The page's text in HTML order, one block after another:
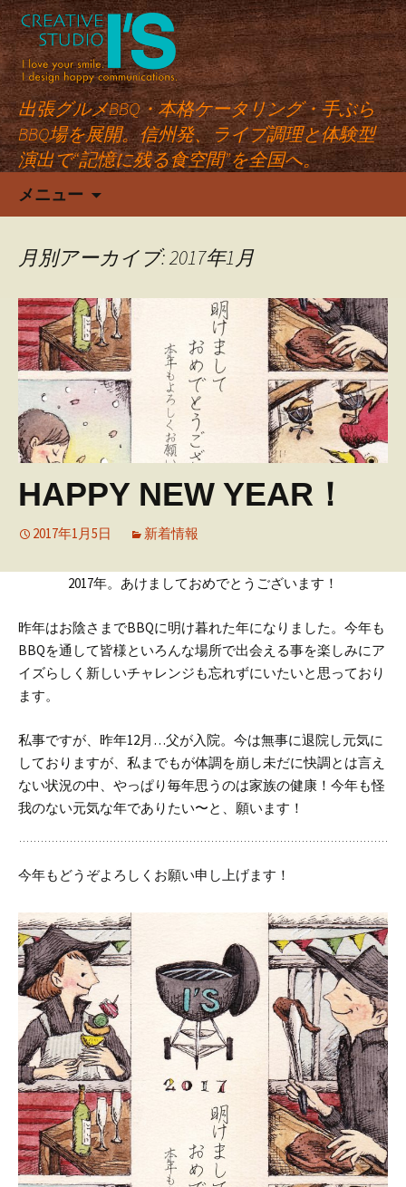
出張グルメBBQ・本格ケータリング・手ぶら
BBQ場を展開。信州発、ライブ調理と体験型
演出で“記憶に残る食空間”を全国へ。
メニュー
ン
へ
ス
キ
ッ
プ
月別アーカイブ: 2017年1月
HAPPY NEW YEAR！
2017年1月5日 新着情報
2017年。あけましておめでとうございます！
昨年はお陰さまでBBQに明け暮れた年になりました。今年も
BBQを通して皆様といろんな場所で出会える事を楽しみにア
イズらしく新しいチャレンジも忘れずにいたいと思っており
ます。
私事ですが、昨年12月…父が入院。今は無事に退院し元気に
しておりますが、私までもが体調を崩し未だに快調とは言え
ない状況の中、やっぱり毎年思うのは家族の健康！今年も怪
我のない元気な年でありたい〜と、願います！
今年もどうぞよろしくお願い申し上げます！